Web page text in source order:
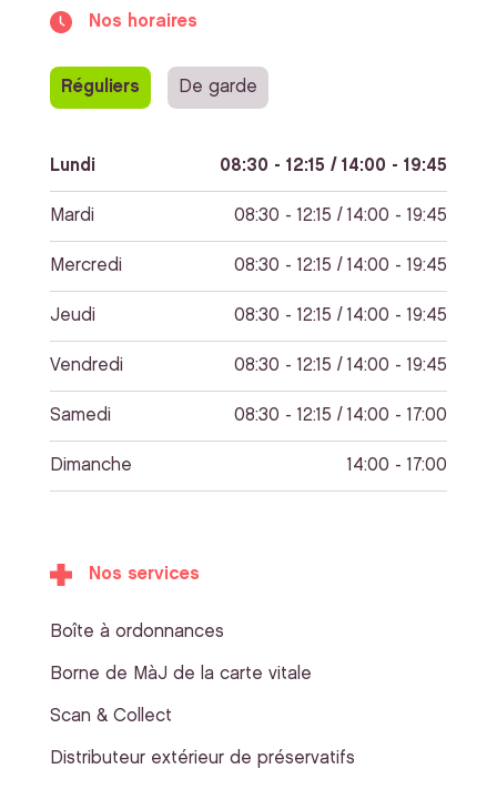
Nos horaires
Réguliers De garde
Lundi 08:30 - 12:15 / 14:00 - 19:45
Mardi 08:30 - 12:15 / 14:00 - 19:45
Mercredi 08:30 - 12:15 / 14:00 - 19:45
Jeudi 08:30 - 12:15 / 14:00 - 19:45
Vendredi 08:30 - 12:15 / 14:00 - 19:45
Samedi 08:30 - 12:15 / 14:00 - 17:00
Dimanche 14:00 - 17:00
Nos services
Boîte à ordonnances
Borne de MàJ de la carte vitale
Scan & Collect
Distributeur extérieur de préservatifs